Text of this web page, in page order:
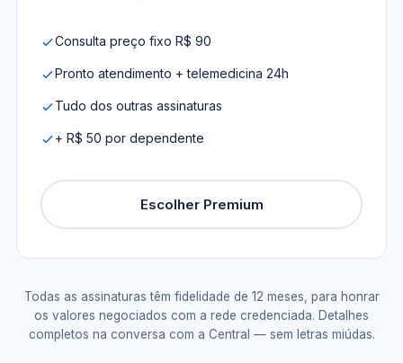
Consulta preço fixo R$ 90
Pronto atendimento + telemedicina 24h
Tudo dos outras assinaturas
+ R$ 50 por dependente
Escolher Premium
Todas as assinaturas têm fidelidade de 12 meses, para honrar
os valores negociados com a rede credenciada. Detalhes
completos na conversa com a Central — sem letras miúdas.